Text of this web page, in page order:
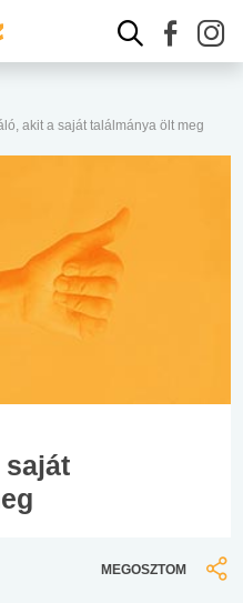
akit a saját találmánya ölt meg
saját
MEGOSZTOM